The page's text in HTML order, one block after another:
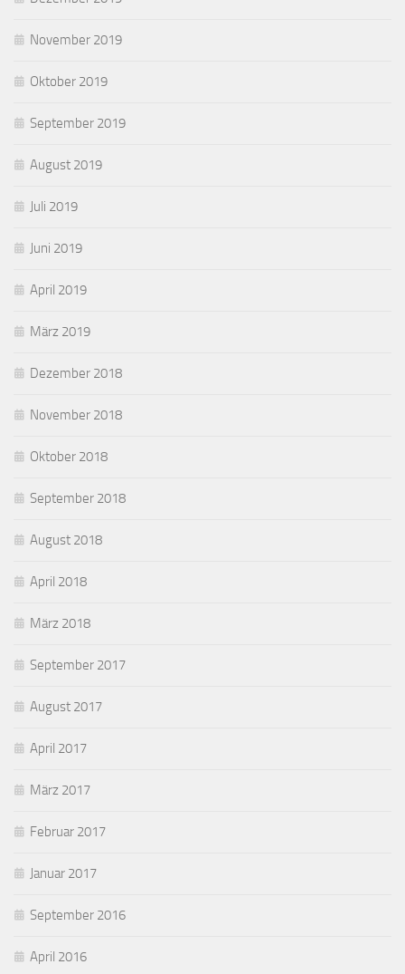
November 2019
Oktober 2019
September 2019
August 2019
Juli 2019
Juni 2019
April 2019
März 2019
Dezember 2018
November 2018
Oktober 2018
September 2018
August 2018
April 2018
März 2018
September 2017
August 2017
April 2017
März 2017
Februar 2017
Januar 2017
September 2016
April 2016